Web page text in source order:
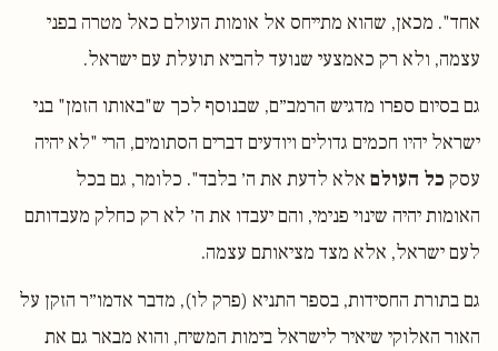
אחד". מכאן, שהוא מתייחס אל אומות העולם כאל מטרה בפני
עצמה, ולא רק כאמצעי שנועד להביא תועלת עם ישראל.
גם בסיום ספרו מדגיש הרמב״ם, שבנוסף לכך ש"באותו הזמן" בני
ישראל יהיו חכמים גדולים ויודעים דברים הסתומים, הרי "לא יהיה
עסק כל העולם אלא לדעת את ה׳ בלבד". כלומר, גם בכל
האומות יהיה שינוי פנימי, והם יעבדו את ה׳ לא רק כחלק מעבדותם
לעם ישראל, אלא מצד מציאותם עצמה.
גם בתורת החסידות, בספר התניא (פרק לו), מדבר אדמו״ר הזקן על
האור האלוקי שיאיר לישראל בימות המשיח, והוא מבאר גם את